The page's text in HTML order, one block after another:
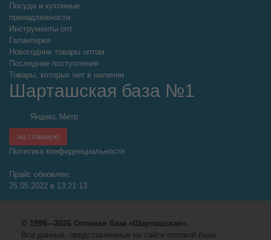
Посуда и кухонные
принадлежности
Инструменты опт
Галантерея
Новогодние товары оптом
Последние поступления
Товары, которых нет в наличии
Шарташская база №1
на главную
Политика конфиденциальности
Прайс обновлен:
25.05.2022 в 13:21:13
© 1999—2026 Оптовая база «Шарташская».
Все данные, представленные на сайте оптовой базы